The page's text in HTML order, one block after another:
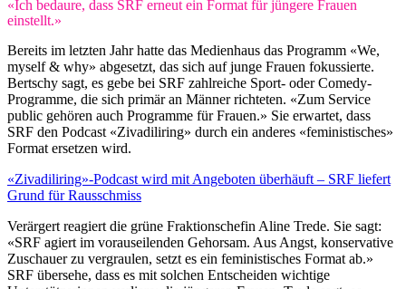
«Ich bedaure, dass SRF erneut ein Format für jüngere Frauen
einstellt.»
Bereits im letzten Jahr hatte das Medienhaus das Programm «We,
myself & why» abgesetzt, das sich auf junge Frauen fokussierte.
Bertschy sagt, es gebe bei SRF zahlreiche Sport- oder Comedy-
Programme, die sich primär an Männer richteten. «Zum Service
public gehören auch Programme für Frauen.» Sie erwartet, dass
SRF den Podcast «Zivadiliring» durch ein anderes «feministisches»
Format ersetzen wird.
«Zivadiliring»-Podcast wird mit Angeboten überhäuft – SRF liefert
Grund für Rausschmiss
Verärgert reagiert die grüne Fraktionschefin Aline Trede. Sie sagt:
«SRF agiert im vorauseilenden Gehorsam. Aus Angst, konservative
Zuschauer zu vergraulen, setzt es ein feministisches Format ab.»
SRF übersehe, dass es mit solchen Entscheiden wichtige